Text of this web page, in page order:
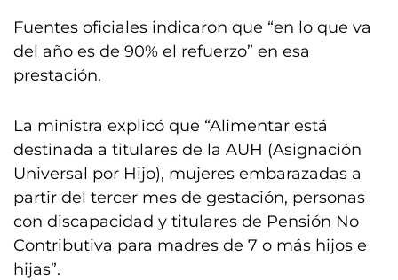
Fuentes oficiales indicaron que “en lo que va
del año es de 90% el refuerzo” en esa
prestación.
La ministra explicó que “Alimentar está
destinada a titulares de la AUH (Asignación
Universal por Hijo), mujeres embarazadas a
partir del tercer mes de gestación, personas
con discapacidad y titulares de Pensión No
Contributiva para madres de 7 o más hijos e
hijas”.